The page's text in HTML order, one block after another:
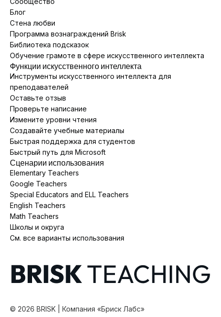
Блог
Стена любви
Программа вознаграждений Brisk
Библиотека подсказок
Обучение грамоте в сфере искусственного интеллекта
Функции искусственного интеллекта
Инструменты искусственного интеллекта для
преподавателей
Оставьте отзыв
Проверьте написание
Измените уровни чтения
Создавайте учебные материалы
Быстрая поддержка для студентов
Быстрый путь для Microsoft
Сценарии использования
Elementary Teachers
Google Teachers
Special Educators and ELL Teachers
English Teachers
Math Teachers
Школы и округа
См. все варианты использования
© 2026 BRISK | Компания «Бриск Лабс»